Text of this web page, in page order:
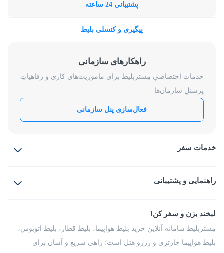
پشتیبانی 24 ساعته
پیگیری و کنسلی بلیط
راهکارهای سازمانی
خدمات اختصاصیِ مِستربلیط برای ماموریت‌های کاری و رفاهیاتِ
پرسنلِ سازمان‌ها
فعال‌سازی پنل سازمانی
خدمات سفر
بلیط قطار
راهنمایی و پشتیبانی
شرایط و مقررات
راهکار سازمانی
فرصت‌های شغلی
درباره ما
لبخند بزن و سفر کن!
مِستربلیط سامانه آنلاین خرید بلیط هواپیما، بلیط قطار، بلیط اتوبوس،
بلیط هواپیما چارتری و رزرو هتل است؛ راهی سریع و آسان برای